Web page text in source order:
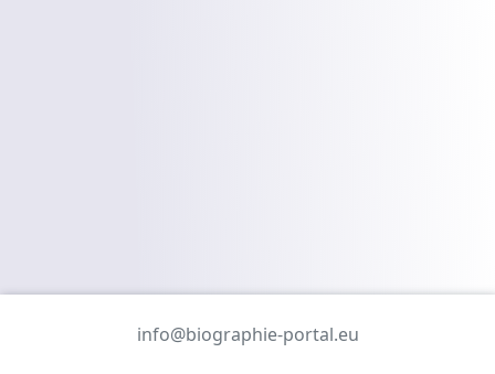
info@biographie-portal.eu